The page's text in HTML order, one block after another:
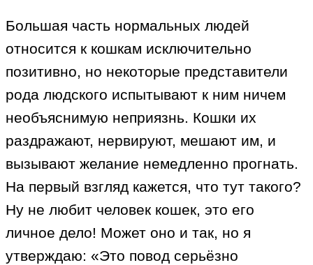
Большая часть нормальных людей
относится к кошкам исключительно
позитивно, но некоторые представители
рода людского испытывают к ним ничем
необъяснимую неприязнь. Кошки их
раздражают, нервируют, мешают им, и
вызывают желание немедленно прогнать.
На первый взгляд кажется, что тут такого?
Ну не любит человек кошек, это его
личное дело! Может оно и так, но я
утверждаю: «Это повод серьёзно